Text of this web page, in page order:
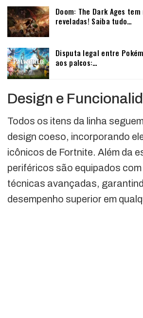
Doom: The Dark Ages
reveladas! Saiba tudo…
Disputa legal entre
aos palcos:…
Design e
Todos os itens da linha
design coeso, incorporando
icônicos de Fortnite. Além da
periféricos são equipados
técnicas avançadas,
desempenho superior em